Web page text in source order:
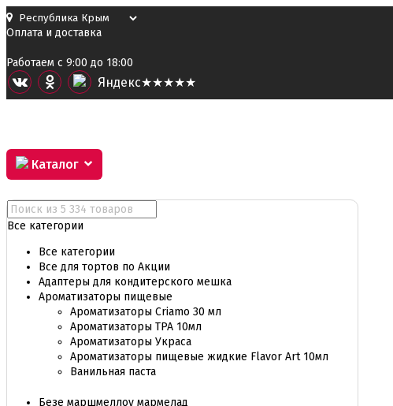
Оплата и доставка
Работаем с 9:00 до 18:00
Яндекс★★★★★
Каталог
Все категории
Все категории
Все для тортов по Акции
Адаптеры для кондитерского мешка
Ароматизаторы пищевые
Ароматизаторы Criamo 30 мл
Ароматизаторы TPA 10мл
Ароматизаторы Украса
Ароматизаторы пищевые жидкие Flavor Art 10мл
Ванильная паста
Безе маршмеллоу мармелад